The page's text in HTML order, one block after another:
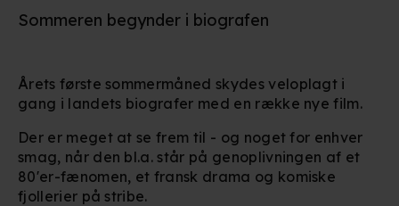
Sommeren begynder i biografen
Årets første sommermåned skydes veloplagt i
gang i landets biografer med en række nye film.
Der er meget at se frem til - og noget for enhver
smag, når den bl.a. står på genoplivningen af et
80'er-fænomen, et fransk drama og komiske
fjollerier på stribe.